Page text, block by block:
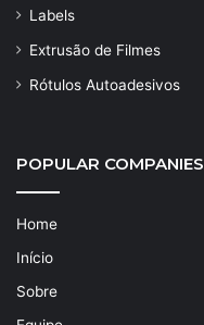
Labels
Extrusão de Filmes
Rótulos Autoadesivos
POPULAR COMPANIES
Home
Início
Sobre